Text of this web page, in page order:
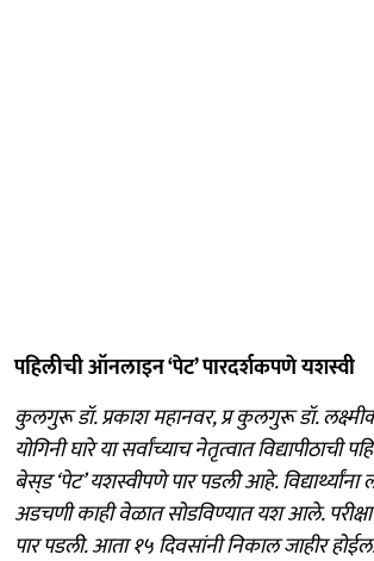
पहिलीची ऑनलाइन ‘पेट’ पारदर्शकपणे यशस्वी
कुलगुरू डॉ. प्रकाश महानवर, प्र कुलगुरू डॉ.
योगिनी घारे या सर्वांच्याच नेतृत्वात
बेस्‌ड ‘पेट’ यशस्वीपणे पार पडली आहे.
अडचणी काही वेळात सोडविण्यात यश आले.
पार पडली. आता १५ दिवसांनी निकाल जाहीर